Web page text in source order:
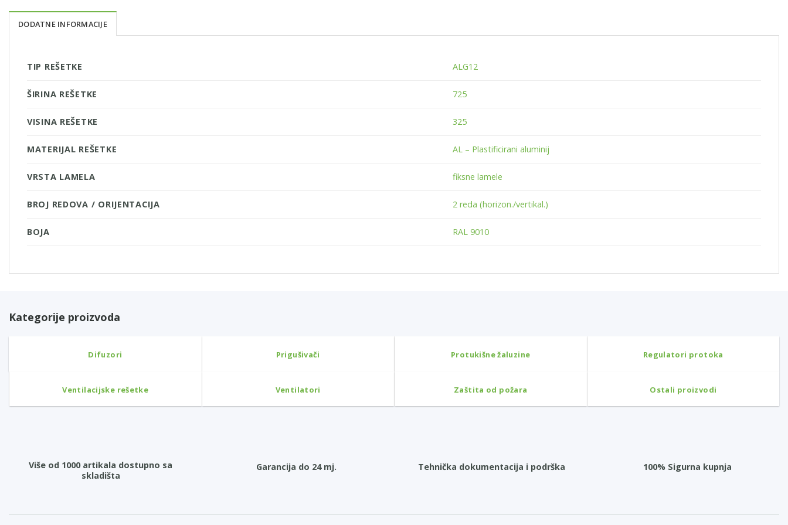
DODATNE INFORMACIJE
TIP REŠETKE ALG12
ŠIRINA REŠETKE 725
VISINA REŠETKE 325
MATERIJAL REŠETKE AL – Plastificirani aluminij
VRSTA LAMELA fiksne lamele
BROJ REDOVA / ORIJENTACIJA 2 reda (horizon./vertikal.)
BOJA RAL 9010
Kategorije proizvoda
Difuzori Prigušivači Protukišne žaluzine Regulatori protoka
Ventilacijske rešetke Ventilatori Zaštita od požara Ostali proizvodi
Više od 1000 artikala dostupno sa
skladišta
Garancija do 24 mj. Tehnička dokumentacija i podrška 100% Sigurna kupnja